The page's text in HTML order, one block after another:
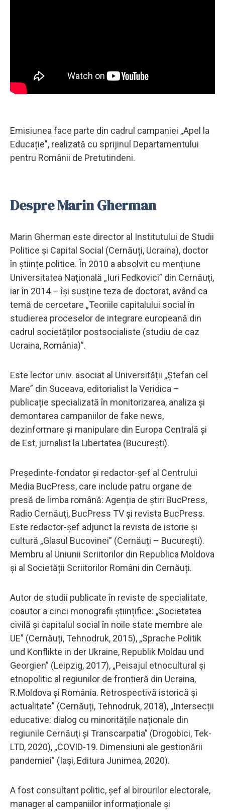
Emisiunea face parte din cadrul campaniei „Apel la
Educație", realizată cu sprijinul Departamentului
pentru Românii de Pretutindeni.
Despre Marin Gherman
Marin Gherman este director al Institutului de Studii
Politice și Capital Social (Cernăuți, Ucraina), doctor
în științe politice. În 2010 a absolvit cu mențiune
Universitatea Națională „Iuri Fedkovici” din Cernăuți,
iar în 2014 – își susține teza de doctorat, având ca
temă de cercetare „Teoriile capitalului social în
studierea proceselor de integrare europeană din
cadrul societăților postsocialiste (studiu de caz
Ucraina, România)”.
Este lector univ. asociat al Universității „Ștefan cel
Mare” din Suceava, editorialist la Veridica –
publicație specializată în monitorizarea, analiza și
demontarea campaniilor de fake news,
dezinformare și manipulare din Europa Centrală și
de Est, jurnalist la Libertatea (București).
Președinte-fondator și redactor-șef al Centrului
Media BucPress, care include patru organe de
presă de limba română: Agenția de știri BucPress,
Radio Cernăuți, BucPress TV și revista BucPress.
Este redactor-șef adjunct la revista de istorie și
cultură „Glasul Bucovinei” (Cernăuți – București).
Membru al Uniunii Scriitorilor din Republica Moldova
și al Societății Scriitorilor Români din Cernăuți.
Autor de studii publicate în reviste de specialitate,
coautor a cinci monografii științifice: „Societatea
civilă și capitalul social în noile state membre ale
UE” (Cernăuți, Tehnodruk, 2015), „Sprache Politik
und Konflikte in der Ukraine, Republik Moldau und
Georgien” (Leipzig, 2017), „Peisajul etnocultural și
etnopolitic al regiunilor de frontieră din Ucraina,
R.Moldova și România. Retrospectivă istorică și
actualitate” (Cernăuți, Tehnodruk, 2018), „Intersecții
educative: dialog cu minoritățile naționale din
regiunile Cernăuți și Transcarpatia” (Drogobici, Tek-
LTD, 2020), „COVID-19. Dimensiuni ale gestionării
pandemiei” (Iași, Editura Junimea, 2020).
A fost consultant politic, șef al birourilor electorale,
manager al campaniilor informaționale și